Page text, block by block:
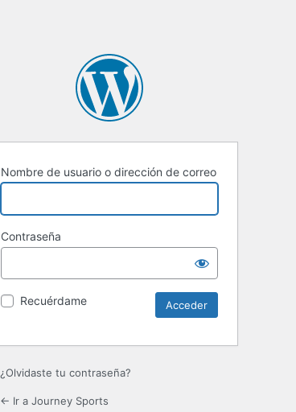
Nombre de usuario o dirección de correo
Contraseña
Recuérdame
¿Olvidaste tu contraseña?
← Ir a Journey Sports